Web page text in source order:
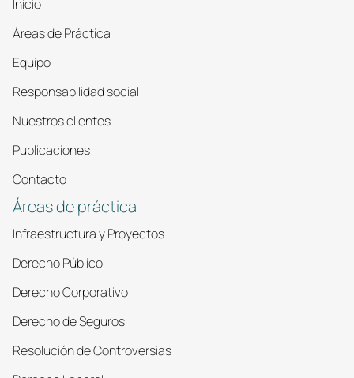
Inicio
Áreas de Práctica
Equipo
Responsabilidad social
Nuestros clientes
Publicaciones
Contacto
Áreas de práctica
Infraestructura y Proyectos
Derecho Público
Derecho Corporativo
Derecho de Seguros
Resolución de Controversias